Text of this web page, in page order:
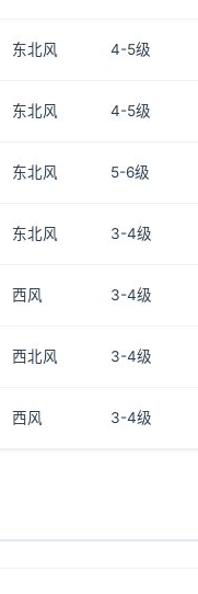
东北风 4-5级
东北风 4-5级
东北风 5-6级
东北风 3-4级
西风 3-4级
西北风 3-4级
西风 3-4级